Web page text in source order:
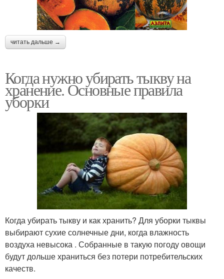
читать дальше →
Когда нужно убирать тыкву на
хранение. Основные правила
уборки
Когда убирать тыкву и как хранить? Для уборки тыквы
выбирают сухие солнечные дни, когда влажность
воздуха невысока . Собранные в такую погоду овощи
будут дольше храниться без потери потребительских
качеств.